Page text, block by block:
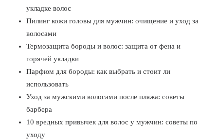
укладке волос
Пилинг кожи головы для мужчин: очищение и уход за
волосами
Термозащита бороды и волос: защита от фена и
горячей укладки
Парфюм для бороды: как выбрать и стоит ли
использовать
Уход за мужскими волосами после пляжа: советы
барбера
10 вредных привычек для волос у мужчин: советы по
уходу